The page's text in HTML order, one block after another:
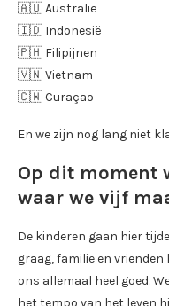
🇦🇺 Australië
🇮🇩 Indonesië
🇵🇭 Filipijnen
🇻🇳 Vietnam
🇨🇼 Curaçao
En we zijn nog lang niet
Op dit moment
waar we vijf
De kinderen gaan hier
graag, familie en
ons allemaal heel goed.